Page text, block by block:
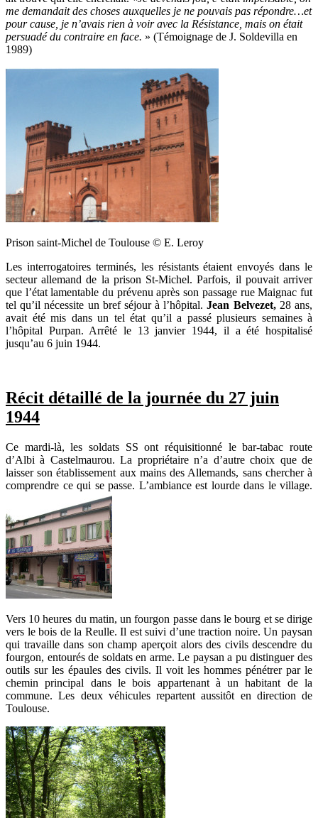
me demandait des choses auxquelles je ne pouvais pas répondre…et
pour cause, je n’avais rien à voir avec la Résistance, mais on était
persuadé du contraire en face. » (Témoignage de J. Soldevilla en
1989)
Prison saint-Michel de Toulouse © E. Leroy
Les interrogatoires terminés, les résistants étaient envoyés dans le
secteur allemand de la prison St-Michel. Parfois, il pouvait arriver
que l’état lamentable du prévenu après son passage rue Maignac fut
tel qu’il nécessite un bref séjour à l’hôpital.Jean Belvezet,28 ans,
avait été mis dans un tel état qu’il a passé plusieurs semaines à
l’hôpital Purpan. Arrêté le 13 janvier 1944, il a été hospitalisé
jusqu’au 6 juin 1944.
Récit détaillé de la journée du 27 juin
1944
Ce mardi-là, les soldats SS ont réquisitionné le bar-tabac route
d’Albi à Castelmaurou. La propriétaire n’a d’autre choix que de
laisser son établissement aux mains des Allemands, sans chercher à
comprendre ce qui se passe. L’ambiance est lourde dans le village.
Vers 10 heures du matin, un fourgon passe dans le bourg et se dirige
vers le bois de la Reulle. Il est suivi d’une traction noire. Un paysan
qui travaille dans son champ aperçoit alors des civils descendre du
fourgon, entourés de soldats en arme. Le paysan a pu distinguer des
outils sur les épaules des civils. Il voit les hommes pénétrer par le
chemin principal dans le bois appartenant à un habitant de la
commune. Les deux véhicules repartent aussitôt en direction de
Toulouse.